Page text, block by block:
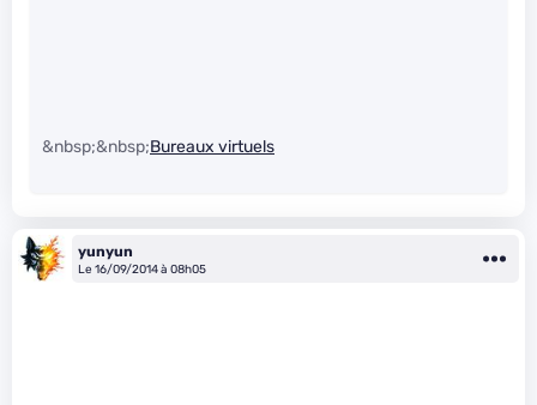
&nbsp;&nbsp;Bureaux virtuels
yunyun
Le 16/09/2014 à 08h05